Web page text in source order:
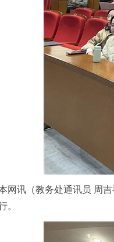
网讯（教务处通讯员 周
。